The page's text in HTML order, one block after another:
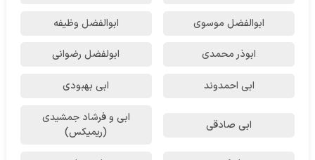
ابوالفضل موسوی ابوالفضل وظیفه
ابوذر محمدی ابولفضل رضوانی
ابی احمدوند ابی بهبودی
ابی صادقی
ابی و فرشاد جمشیدی
(ریمیکس)